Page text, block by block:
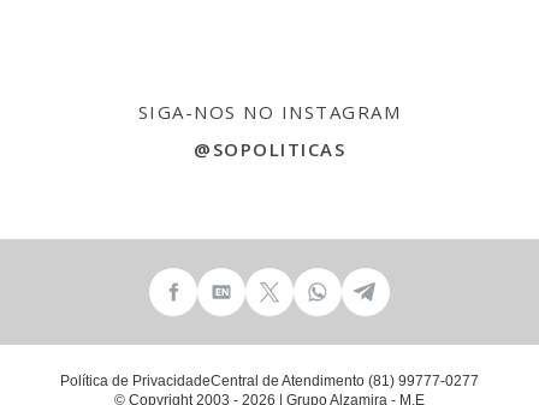
SIGA-NOS NO INSTAGRAM
@SOPOLITICAS
© Copyright 2003 - 2026 | Grupo Alzamira - M.E
Política de PrivacidadeCentral de Atendimento (81) 99777-0277